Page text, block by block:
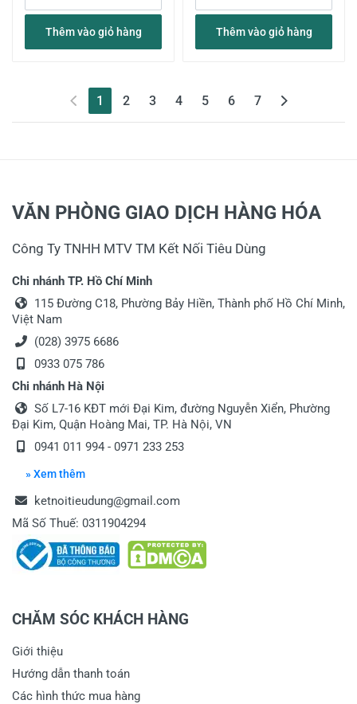
Thêm vào giỏ hàng Thêm vào giỏ hàng
1 (current)
2 3 4 5 6 7
VĂN PHÒNG GIAO DỊCH HÀNG HÓA
Công Ty TNHH MTV TM Kết Nối Tiêu Dùng
Chi nhánh TP. Hồ Chí Minh
115 Đường C18, Phường Bảy Hiền, Thành phố Hồ Chí Minh,
Việt Nam
(028) 3975 6686
0933 075 786
Chi nhánh Hà Nội
Số L7-16 KĐT mới Đại Kim, đường Nguyễn Xiển, Phường
Đại Kim, Quận Hoàng Mai, TP. Hà Nội, VN
0941 011 994 - 0971 233 253
» Xem thêm
ketnoitieudung@gmail.com
Mã Số Thuế: 0311904294
CHĂM SÓC KHÁCH HÀNG
Giới thiệu
Hướng dẫn thanh toán
Các hình thức mua hàng